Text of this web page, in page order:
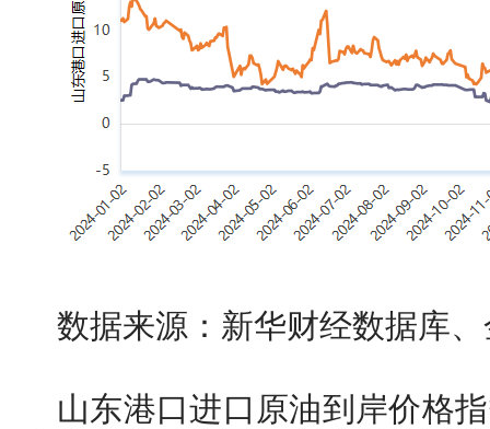
数据来源：新华财经数据库
山东港口进口原油到岸价格